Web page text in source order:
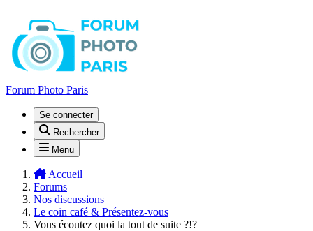
Forum Photo Paris
Se connecter
Rechercher
Menu
Accueil
Forums
Nos discussions
Le coin café & Présentez-vous
Vous écoutez quoi la tout de suite ?!?